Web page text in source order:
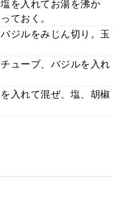
を入れてお湯を沸か
ておく。
ジルをみじん切り。玉
ューブ、バジルを入れ
入れて混ぜ、塩、胡椒